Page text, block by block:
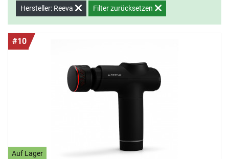
Hersteller: Reeva Filter zurücksetzen
#10
Auf Lager